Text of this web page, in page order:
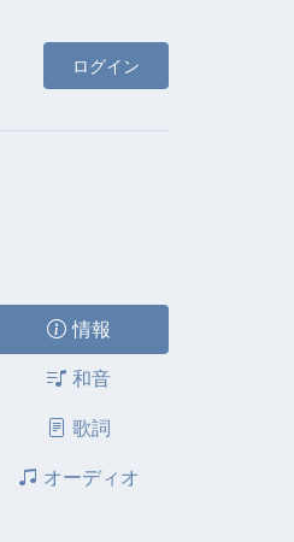
ログイン
情報
和音
歌詞
オーディオ